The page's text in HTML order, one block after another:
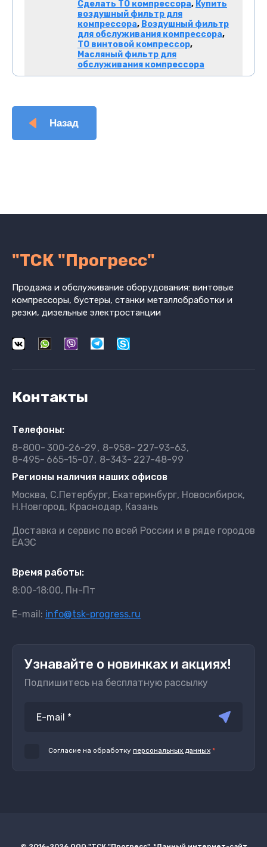
Сделать ТО компрессора, Купить
воздушный фильтр для
компрессора, Воздушный фильтр
для обслуживания компрессора,
ТО винтовой компрессор,
Масляный фильтр для
обслуживания компрессора
Назад
"ТСК "Прогресс"
Продажа и обслуживание оборудования: винтовые
компрессоры, бустеры, станки металлобработки и
резки, дизельные электростанции
Контакты
Телефоны:
8-800- 300-26-29 8-958- 227-93-63
8-495- 665-15-07 8-343- 227-48-99
Регионы наличия наших офисов
Москва, С.Петербург, Екатеринбург, Новосибирск,
Н.Новгород, Краснодар, Казань
Доставка и сервис по всей России и в ряде городов
ЕАЭС
Время работы:
8:00-18:00, Пн-Пт
E-mail: info@tsk-progress.ru
Узнавайте о новинках и акциях!
Подпишитесь на бесплатную рассылку
Согласие на обработку персональных данных *